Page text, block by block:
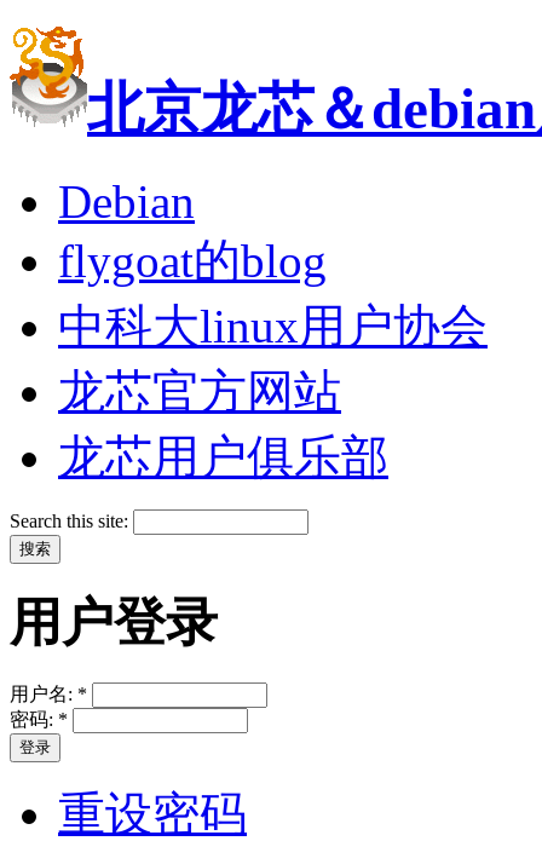
北京龙芯＆
Debian
flygoat的blog
中科大linux用户协会
龙芯官方网站
龙芯用户俱乐部
Search this site:
用户登录
用户名: *
密码: *
重设密码